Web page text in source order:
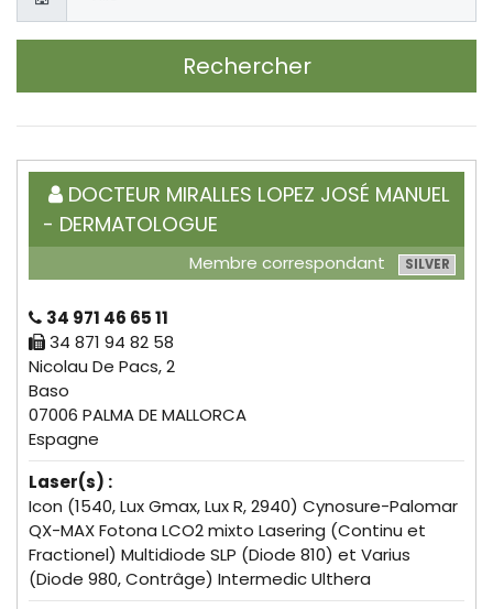
Rechercher
DOCTEUR MIRALLES LOPEZ JOSÉ MANUEL
- DERMATOLOGUE
Membre correspondant SILVER
34 971 46 65 11
34 871 94 82 58
Nicolau De Pacs, 2
Baso
07006 PALMA DE MALLORCA
Espagne
Laser(s) :
Icon (1540, Lux Gmax, Lux R, 2940) Cynosure-Palomar
QX-MAX Fotona LCO2 mixto Lasering (Continu et
Fractionel) Multidiode SLP (Diode 810) et Varius
(Diode 980, Contrâge) Intermedic Ulthera